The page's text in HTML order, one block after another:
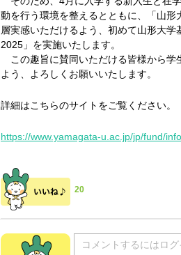
動を行う環境を整えるとともに、「山
層実感いただけるよう、初めて山形大学
2025」を実施いたします。
この趣旨に賛同いただける皆様から学
よう、よろしくお願いいたします。
詳細はこちらのサイトをご覧ください。
https://www.yamagata-u.ac.jp/jp/fund/
20